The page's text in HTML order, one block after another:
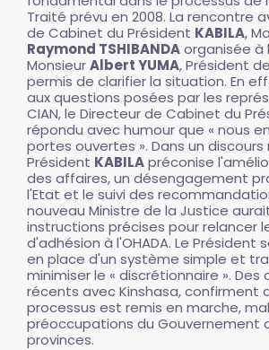
Traité prévu en 2008. La rencontre
de Cabinet du Président KABILA,
Raymond TSHIBANDAorganisée à
MonsieurAlbert YUMA, Président
permis de clarifier la situation. En
aux questions posées par les
CIAN, le Directeur de Cabinet du
répondu avec humour que « nous
portes ouvertes ». Dans un discours
Président KABILApréconise
des affaires, un désengagement
l'Etat et le suivi des
nouveau Ministre de la Justice
instructions précises pour relancer
d'adhésion à l'OHADA. Le Président
en place d'un système simple et
minimiser le « discrétionnaire ».
récents avec Kinshasa, confirment
processus est remis en marche,
préoccupations du Gouvernement
provinces.